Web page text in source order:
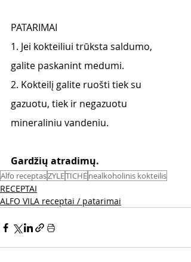
PATARIMAI
1. Jei kokteiliui trūksta saldumo,
galite paskanint medumi.
2. Kokteilį galite ruošti tiek su
gazuotu, tiek ir negazuotu
mineraliniu vandeniu.
Gardžių atradimų.
Alfo receptasZYLETICHĖnealkoholinis kokteilis
RECEPTAI
ALFO VILA receptai / patarimai